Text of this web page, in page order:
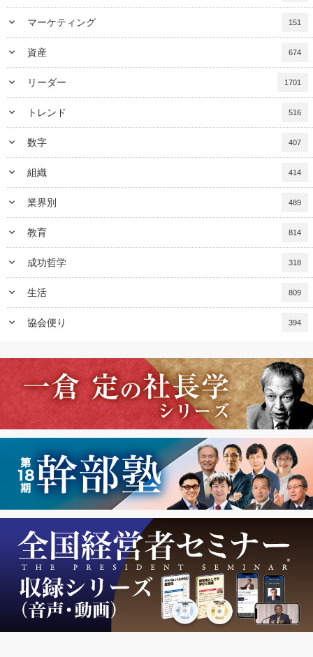
keyboard_arrow_down マーケティング 151
keyboard_arrow_down 資産 674
keyboard_arrow_down リーダー 1701
keyboard_arrow_down トレンド 516
keyboard_arrow_down 数字 407
keyboard_arrow_down 組織 414
keyboard_arrow_down 業界別 489
keyboard_arrow_down 教育 814
keyboard_arrow_down 成功哲学 318
keyboard_arrow_down 生活 809
keyboard_arrow_down 協会便り 394